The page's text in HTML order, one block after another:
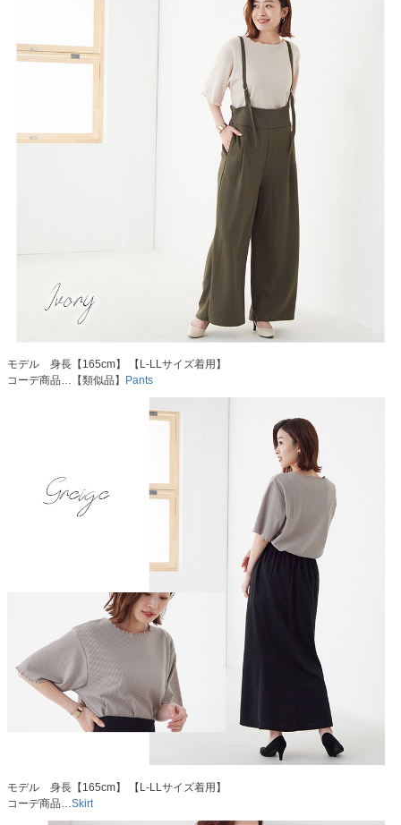
モデル 身長【165cm】 【L-LLサイズ着用】
コーデ商品…【類似品】 Pants
モデル 身長【165cm】 【L-LLサイズ着用】
コーデ商品…Skirt